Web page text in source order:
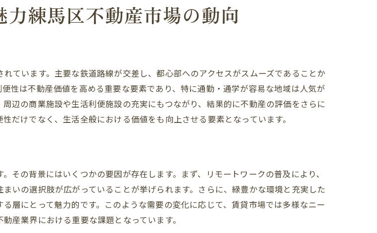
もたらす不動産価値
反映した住環境
フスタイルに対応する不動産
求人について
練馬区不動産市場の動向
ています。主要な鉄道路線が交差し、都心部へのアクセスがスムーズであることか
性は不動産価値を高める重要な要素であり、特に通勤・通学が容易な地域は人気が
辺の商業施設や生活利便施設の充実にもつながり、結果的に不動産の評価をさらに
だけでなく、生活全般における価値をも向上させる要素となっています。
その背景にはいくつかの要因が存在します。まず、リモートワークの普及により、
いの選択肢が広がっていることが挙げられます。さらに、緑豊かな環境と充実した
層にとって魅力的です。このような需要の変化に応じて、賃貸市場では多様なニー
産業界における重要な課題となっています。